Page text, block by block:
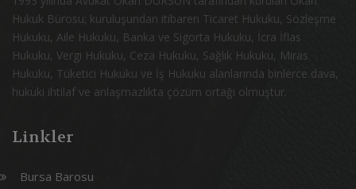
Hukuk Bürosu; kuruluşundan itibaren Ticaret Hukuku, Sözleşme
Hukuku, Aile Hukuku, Banka ve Sigorta Hukuku, İcra İflas
Hukuku, Vergi Hukuku, Ceza Hukuku, Sağlık Hukuku, Miras
Hukuku, Tüketici Hukuku ve İş Hukuku alanlarında binlerce dava,
hukuki ihtilaf ve anlaşmazlıkta çözüm ortağı olmuştur.
Linkler
Bursa Barosu